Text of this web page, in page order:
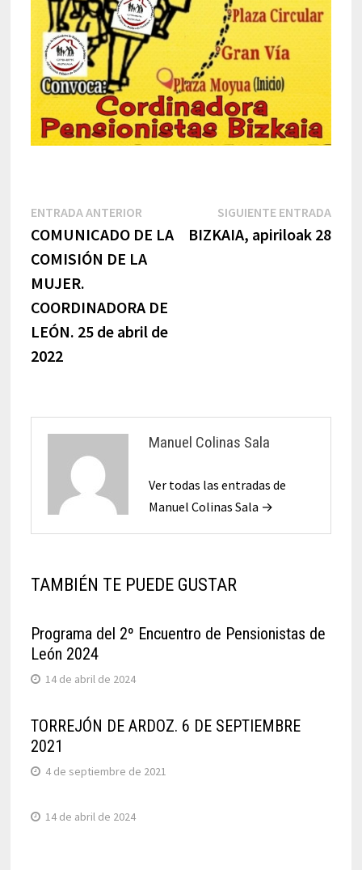
Navegación
de
entradas
ENTRADA ANTERIOREntrada
anterior:
COMUNICADO DE LA
COMISIÓN DE LA
MUJER.
COORDINADORA DE
LEÓN. 25 de abril de
2022
SIGUIENTE ENTRADA
BIZKAIA, apiriloak 28
Manuel Colinas Sala
Ver todas las entradas de
Manuel Colinas Sala →
TAMBIÉN TE PUEDE GUSTAR
Programa del 2º Encuentro de Pensionistas de
León 2024
14 de abril de 2024
TORREJÓN DE ARDOZ. 6 DE SEPTIEMBRE
2021
4 de septiembre de 2021
14 de abril de 2024